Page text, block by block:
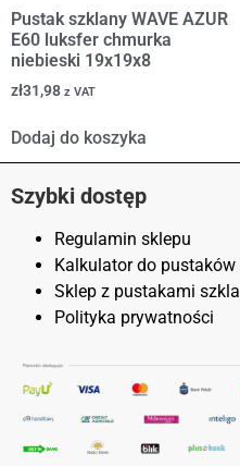
Pustak szklany WAVE AZUR
E60 luksfer chmurka
niebieski 19x19x8
zł31,98 z VAT
Dodaj do koszyka
Szybki dostęp
Regulamin sklepu
Kalkulator do
Sklep z pustakami
Polityka prywatności